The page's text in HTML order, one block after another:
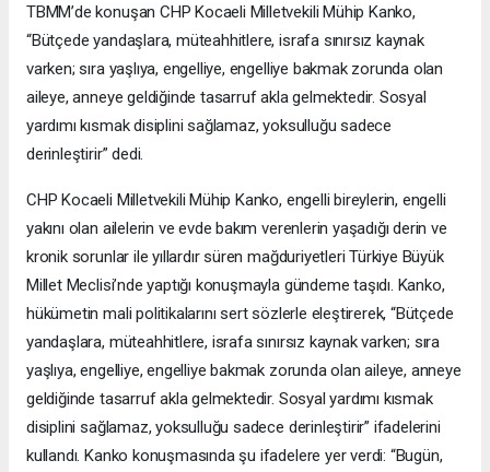
TBMM’de konuşan CHP Kocaeli Milletvekili Mühip Kanko,
“Bütçede yandaşlara, müteahhitlere, israfa sınırsız kaynak
varken; sıra yaşlıya, engelliye, engelliye bakmak zorunda olan
aileye, anneye geldiğinde tasarruf akla gelmektedir. Sosyal
yardımı kısmak disiplini sağlamaz, yoksulluğu sadece
derinleştirir” dedi.
CHP Kocaeli Milletvekili Mühip Kanko, engelli bireylerin, engelli
yakını olan ailelerin ve evde bakım verenlerin yaşadığı derin ve
kronik sorunlar ile yıllardır süren mağduriyetleri Türkiye Büyük
Millet Meclisi’nde yaptığı konuşmayla gündeme taşıdı. Kanko,
hükümetin mali politikalarını sert sözlerle eleştirerek, “Bütçede
yandaşlara, müteahhitlere, israfa sınırsız kaynak varken; sıra
yaşlıya, engelliye, engelliye bakmak zorunda olan aileye, anneye
geldiğinde tasarruf akla gelmektedir. Sosyal yardımı kısmak
disiplini sağlamaz, yoksulluğu sadece derinleştirir” ifadelerini
kullandı. Kanko konuşmasında şu ifadelere yer verdi: “Bugün,